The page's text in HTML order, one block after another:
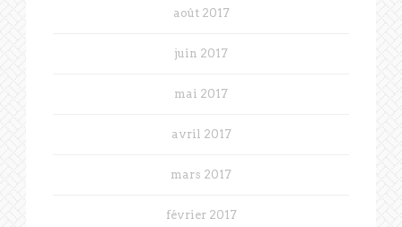
août 2017
juin 2017
mai 2017
avril 2017
mars 2017
février 2017